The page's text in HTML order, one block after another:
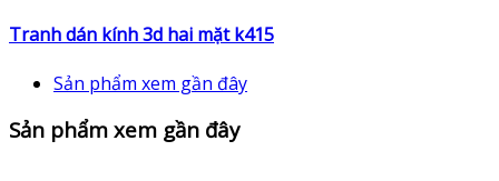
Tranh dán kính 3d hai mặt k415
Sản phẩm xem gần đây
Sản phẩm xem gần đây